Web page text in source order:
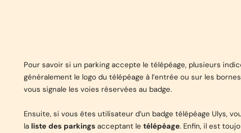
Pour savoir si un parking accepte le télépéage, plusieurs
généralement le logo du télépéage à l’entrée ou sur les
vous signale les voies réservées au badge.
Ensuite, si vous êtes utilisateur d’un badge télépéage Ulys,
la liste des parkings acceptant le télépéage. Enfin, il est